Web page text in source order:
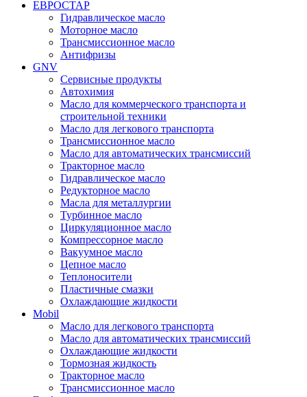
ЕВРОСТАР
Гидравлическое масло
Моторное масло
Трансмиссионное масло
Антифризы
GNV
Сервисные продукты
Автохимия
Масло для коммерческого транспорта и
строительной техники
Масло для легкового транспорта
Трансмиссионное масло
Масло для автоматических трансмиссий
Тракторное масло
Гидравлическое масло
Редукторное масло
Масла для металлургии
Турбинное масло
Циркуляционное масло
Компрессорное масло
Вакуумное масло
Цепное масло
Теплоносители
Пластичные смазки
Охлаждающие жидкости
Mobil
Масло для легкового транспорта
Масло для автоматических трансмиссий
Охлаждающие жидкости
Тормозная жидкость
Тракторное масло
Трансмиссионное масло